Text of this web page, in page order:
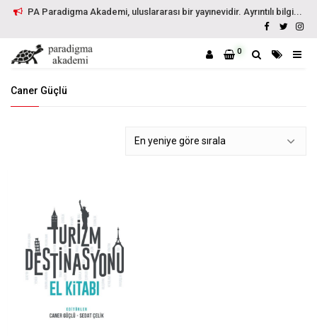
PA Paradigma Akademi, uluslararası bir yayınevidir. Ayrıntılı bilgi...
0
Caner Güçlü